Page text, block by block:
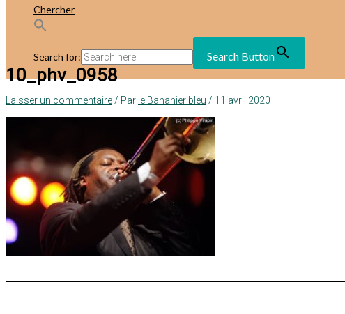
Chercher
Search for: Search Button
10_phv_0958
Laisser un commentaire / Par le Bananier bleu / 11 avril 2020